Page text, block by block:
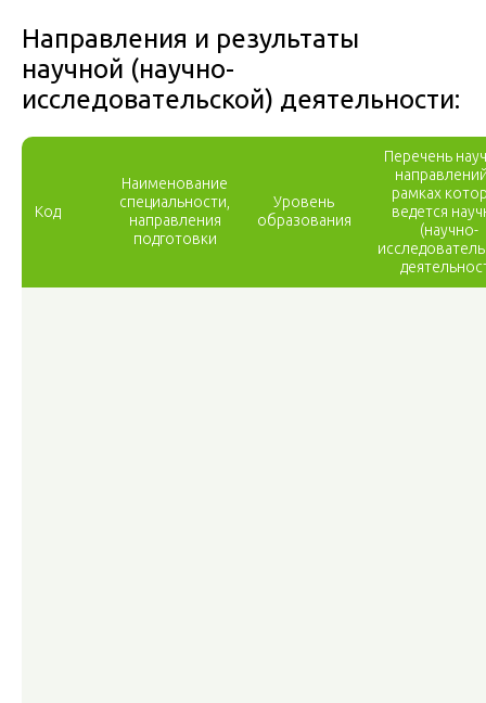
Направления и результаты
научной (научно-
исследовательской) деятельности:
Код
Наименование
специальности,
направления
подготовки
Уровень
образования
Перечень
рамках
ведется
(научно-